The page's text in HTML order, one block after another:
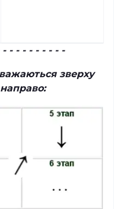
- - - - - - - - -
зверху